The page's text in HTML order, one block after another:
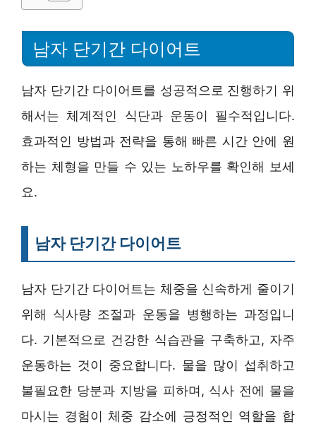
남자 단기간 다이어트
남자 단기간 다이어트를 성공적으로 진행하기 위
해서는 체계적인 식단과 운동이 필수적입니다.
효과적인 방법과 전략을 통해 빠른 시간 안에 원
하는 체형을 만들 수 있는 노하우를 확인해 보세
요.
남자 단기간 다이어트
남자 단기간 다이어트는 체중을 신속하게 줄이기
위해 식사량 조절과 운동을 병행하는 과정입니
다. 기본적으로 건강한 식습관을 구축하고, 자주
운동하는 것이 중요합니다. 물을 많이 섭취하고
불필요한 당분과 지방을 피하며, 식사 전에 물을
마시는 경험이 체중 감소에 긍정적인 역할을 합